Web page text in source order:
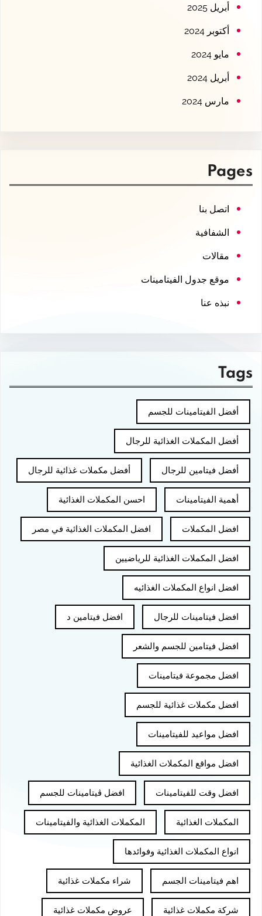
أبريل 2025
أكتوبر 2024
مايو 2024
أبريل 2024
مارس 2024
Pages
اتصل بنا
الشفافية
مقالات
موقع جدول الفيتامينات
نبذه عنا
Tags
أفضل الفيتامينات للجسم
أفضل المكملات الغذائية للرجال
أفضل فيتامين للرجال أفضل مكملات غذائية للرجال
أهمية الفيتامينات احسن المكملات الغذائية
افضل المكملات افضل المكملات الغذائية في مصر
افضل المكملات الغذائية للرياضيين
افضل انواع المكملات الغذائيه
افضل فيتامينات للرجال افضل فيتامين د
افضل فيتامين للجسم والشعر
افضل مجموعة فيتامينات
افضل مكملات غذائية للجسم
افضل مواعيد للفيتامينات
افضل مواقع المكملات الغذائية
افضل وقت للفيتامينات افضل ڤيتامينات للجسم
المكملات الغذائية المكملات الغذائية والفيتامينات
انواع المكملات الغذائية وفوائدها
اهم فيتامينات الجسم شراء مكملات غذائية
شركة مكملات غذائية عروض مكملات غذائية